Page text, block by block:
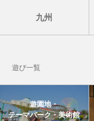
九州
遊び一覧
遊園地・
テーマパーク・美術館